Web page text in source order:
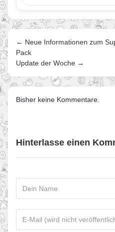
Inhalte
← Neue Informationen zum
Pack
Update der Woche →
Bisher keine Kommentare.
Hinterlasse einen